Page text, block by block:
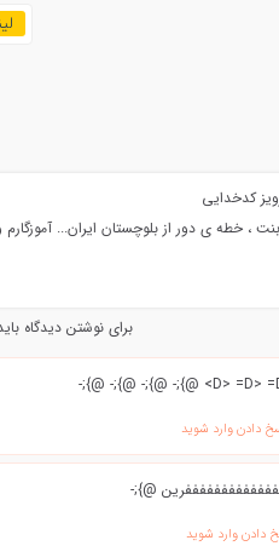
کدخدایی
، خطه ی دور از بلوچستان ایران...
برای نوشتن دیدگاه
دادن وارد شوید
@};-
دادن وارد شوید